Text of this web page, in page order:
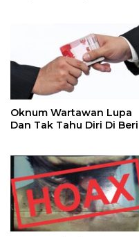
Oknum Wartawan Lupa
Dan Tak Tahu Diri Di Beri